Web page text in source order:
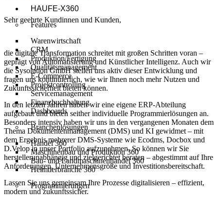
HAUFE-X360
Features
Warenwirtschaft
CRM
Produktion/Fertigung
Qualitätsmanagement
E-Commerce
Projektcontrolling
Servicemanagement
Finanzbuchhaltung
Dashboards
Branchenlösungen
Handel 360
Maschinenbau und Produktion 360
Bau- und Landmaschinenhandel 360
Heimtierbranche 360
Programmierungen
Sehr geehrte Kundinnen und Kunden,
die digitale Transformation schreitet mit großen Schritten voran –
geprägt von Automatisierung und Künstlicher Intelligenz. Auch wir
die Sysolution GmbH stellen uns aktiv dieser Entwicklung und
fragen uns kontinuierlich, wie wir Ihnen noch mehr Nutzen und
Zukunftssicherheit bieten können.
In den letzten Jahren haben wir eine eigene ERP-Abteilung
aufgebaut und bieten seither individuelle Programmierlösungen an.
Besonders intensiv haben wir uns in den vergangenen Monaten dem
Thema Dokumentenmanagement (DMS) und KI gewidmet – mit
dem Ergebnis mehrerer DMS-Systeme wie Ecodms, Docbox und
D.Velop in unser Portfolio aufzunehmen. So können wir Sie
herstellerunabhängig und zielgerichtet beraten – abgestimmt auf Ihre
Anforderungen, Unternehmensgröße und Investitionsbereitschaft.
Lassen Sie uns gemeinsam Ihre Prozesse digitalisieren – effizient,
modern und zukunftssicher.